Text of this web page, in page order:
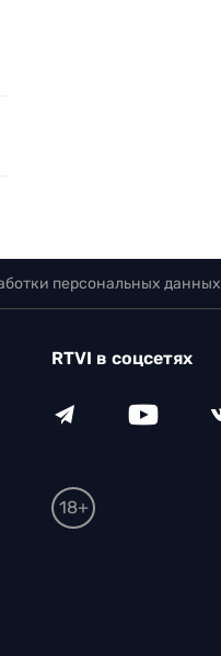
персональных данных
RTVI в соцсетях
18+